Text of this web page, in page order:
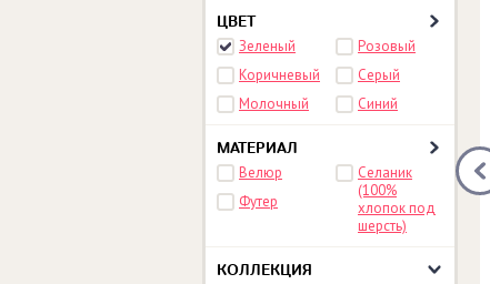
ЦВЕТ
Зеленый
Коричневый
Молочный
Розовый
Серый
Синий
МАТЕРИАЛ
Велюр
Футер
Селаник
(100%
хлопок под
шерсть)
КОЛЛЕКЦИЯ